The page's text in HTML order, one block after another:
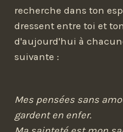
recherche dans ton
dressent entre toi et
d'aujourd'hui à
suivante :
Mes pensées sans
gardent en enfer.